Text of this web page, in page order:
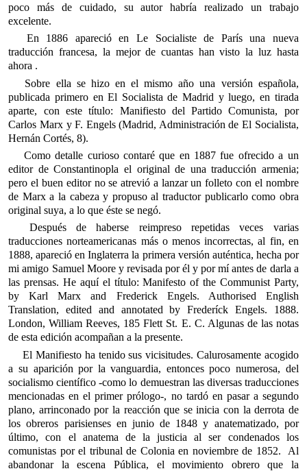
poco más de cuidado, su autor habría realizado un trabajo
excelente.
En 1886 apareció en Le Socialiste de París una nueva
traducción francesa, la mejor de cuantas han visto la luz hasta
ahora .
Sobre ella se hizo en el mismo año una versión española,
publicada primero en El Socialista de Madrid y luego, en tirada
aparte, con este título: Manifiesto del Partido Comunista, por
Carlos Marx y F. Engels (Madrid, Administración de El Socialista,
Hernán Cortés, 8).
Como detalle curioso contaré que en 1887 fue ofrecido a un
editor de Constantinopla el original de una traducción armenia;
pero el buen editor no se atrevió a lanzar un folleto con el nombre
de Marx a la cabeza y propuso al traductor publicarlo como obra
original suya, a lo que éste se negó.
Después de haberse reimpreso repetidas veces varias
traducciones norteamericanas más o menos incorrectas, al fin, en
1888, apareció en Inglaterra la primera versión auténtica, hecha por
mi amigo Samuel Moore y revisada por él y por mí antes de darla a
las prensas. He aquí el título: Manifesto of the Communist Party,
by Karl Marx and Frederick Engels. Authorised English
Translation, edited and annotated by Frederíck Engels. 1888.
London, William Reeves, 185 Flett St. E. C. Algunas de las notas
de esta edición acompañan a la presente.
El Manifiesto ha tenido sus vicisitudes. Calurosamente acogido
a su aparición por la vanguardia, entonces poco numerosa, del
socialismo científico -como lo demuestran las diversas traducciones
mencionadas en el primer prólogo-, no tardó en pasar a segundo
plano, arrinconado por la reacción que se inicia con la derrota de
los obreros parisienses en junio de 1848 y anatematizado, por
último, con el anatema de la justicia al ser condenados los
comunistas por el tribunal de Colonia en noviembre de 1852. Al
abandonar la escena Pública, el movimiento obrero que la